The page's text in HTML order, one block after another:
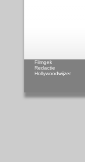
Filmgek
Redactie
Hollywoodwijzer